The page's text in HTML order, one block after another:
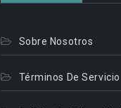
Sobre Nosotros
Términos De Servicio